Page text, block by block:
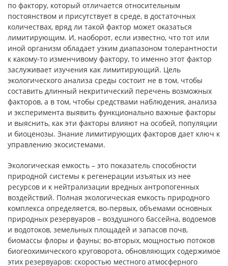
по фактору, который отличается относительным
постоянством и присутствует в среде, в достаточных
количествах, вряд ли такой фактор может оказаться
лимитирующим. И, наоборот, если известно, что тот или
иной организм обладает узким диапазоном толерантности
к какому-то изменчивому фактору, то именно этот фактор
заслуживает изучения как лимитирующий. Цель
экологического анализа среды состоит не в том, чтобы
составить длинный некритический перечень возможных
факторов, а в том, чтобы средствами наблюдения, анализа
и эксперимента выявить функционально важные факторы
и выяснить, как эти факторы влияют на особей, популяции
и биоценозы. Знание лимитирующих факторов дает ключ к
управлению экосистемами.
Экологическая емкость – это показатель способности
природной системы к регенерации изъятых из нее
ресурсов и к нейтрализации вредных антропогенных
воздействий. Полная экологическая емкость природного
комплекса определяется, во-первых, объемами основных
природных резервуаров – воздушного бассейна, водоемов
и водотоков, земельных площадей и запасов почв,
биомассы флоры и фауны; во-вторых, мощностью потоков
биогеохимического круговорота, обновляющих содержимое
этих резервуаров: скоростью местного атмосферного